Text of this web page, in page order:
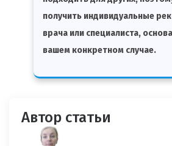
получить индивидуальные
врача или специалиста,
вашем конкретном случае.
Автор статьи